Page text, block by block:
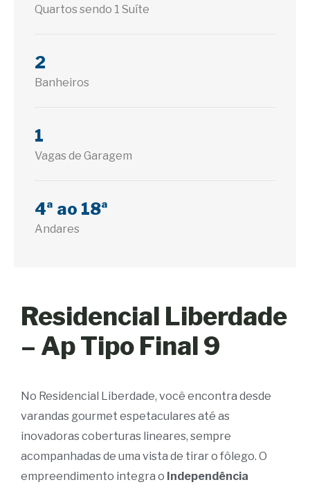
Quartos sendo 1 Suíte
2
Banheiros
1
Vagas de Garagem
4ª ao 18ª
Andares
Residencial Liberdade
– Ap Tipo Final 9
No Residencial Liberdade, você encontra desde
varandas gourmet espetaculares até as
inovadoras coberturas lineares, sempre
acompanhadas de uma vista de tirar o fôlego. O
empreendimento integra o Independência